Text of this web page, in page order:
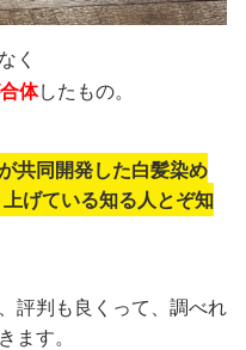
く
体したもの。
共同開発した白髪染め
げている知る人とぞ知
評判も良くって、調べれ
ます。